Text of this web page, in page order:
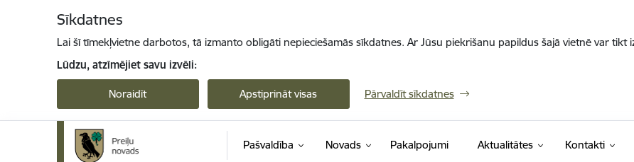
Sīkdatnes
Lai šī tīmekļvietne darbotos, tā izmanto obligāti nepieciešamās sīkdatnes. Ar Jūsu piekrišanu papildus šajā vietnē var
Lūdzu, atzīmējiet savu izvēli:
Noraidīt Apstiprināt visas Pārvaldīt sīkdatnes
Pašvaldība Novads Pakalpojumi Aktualitātes Kontakti